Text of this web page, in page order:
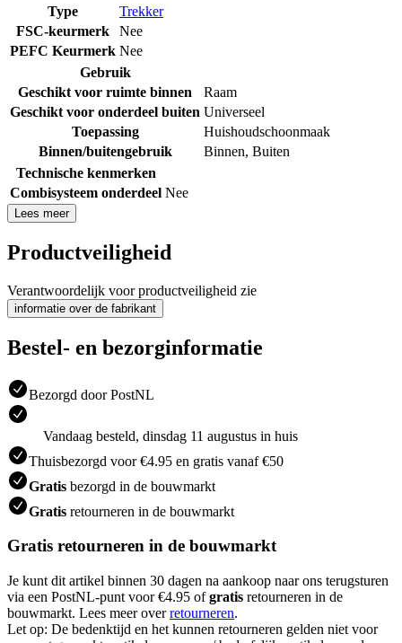
Type
Trekker
FSC-keurmerk
Nee
PEFC Keurmerk Nee
Gebruik
Geschikt voor ruimte binnen
Raam
Geschikt voor onderdeel buiten Universeel
Toepassing
Huishoudschoonmaak
Binnen/buitengebruik
Binnen, Buiten
Technische kenmerken
Combisysteem onderdeel Nee
Lees meer
Productveiligheid
Verantwoordelijk voor productveiligheid zie
informatie over de fabrikant
Bestel- en bezorginformatie
Bezorgd door PostNL
Vandaag besteld, dinsdag 11 augustus in huis
Thuisbezorgd voor €4.95 en gratis vanaf €50
Gratis bezorgd in de bouwmarkt
Gratis retourneren in de bouwmarkt
Gratis retourneren in de bouwmarkt
Je kunt dit artikel binnen 30 dagen na aankoop naar ons terugsturen
via een PostNL-punt voor €4.95 ofgratis retourneren in de
bouwmarkt. Lees meer overretourneren.
Let op: De bedenktijd en het kunnen retourneren gelden niet voor